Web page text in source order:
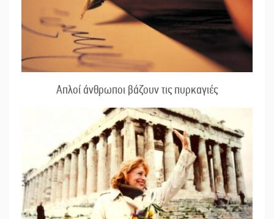
Απλοί άνθρωποι βάζουν τις πυρκαγιές